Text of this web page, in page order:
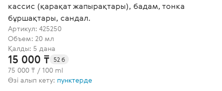
кассис (қарақат жапырақтары), бадам, тонка
бұршақтары, сандал.
Артикул: 425250
Объем: 20 мл
Қалды: 5 дана
15 000 ₸ 52 б
75 000 ₸ / 100 ml
Өзі алып кету: пунктерде